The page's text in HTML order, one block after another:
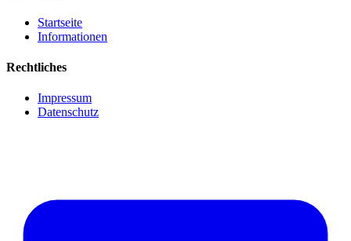
Startseite
Informationen
Rechtliches
Impressum
Datenschutz